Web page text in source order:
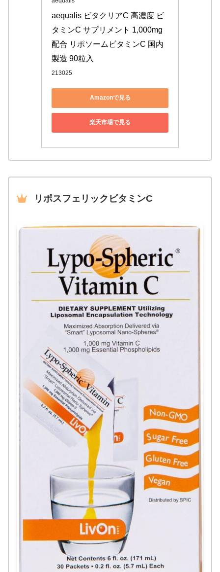
aequalis ビタクリアC 高濃度 ビ
タミンC サプリメント 1,000mg
配合 リポソームビタミンC 国内
製造 90粒入
213025
Amazonで見る
楽天市場で見る
リポスフェリックビタミンC